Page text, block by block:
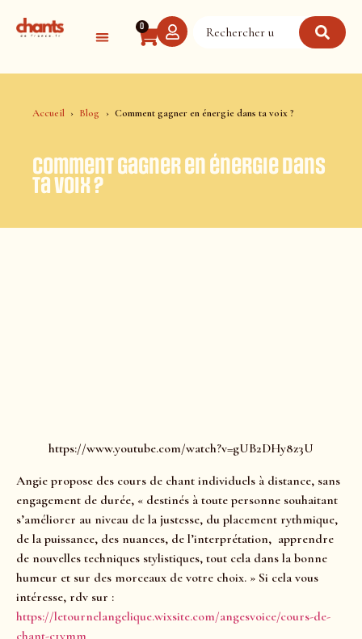
0
Accueil Blog Comment gagner en énergie dans ta voix ?
Comment gagner en énergie dans
ta voix ?
https://www.youtube.com/watch?v=gUB2DHy8z3U
Angie propose des cours de chant individuels à distance, sans
engagement de durée, « destinés à toute personne souhaitant
s’améliorer au niveau de la justesse, du placement rythmique,
de la puissance, des nuances, de l’interprétation, apprendre
de nouvelles techniques stylistiques, tout cela dans la bonne
humeur et sur des morceaux de votre choix. » Si cela vous
intéresse, rdv sur :
https://letournelangelique.wixsite.com/angesvoice/cours-de-
chant-c1ymm